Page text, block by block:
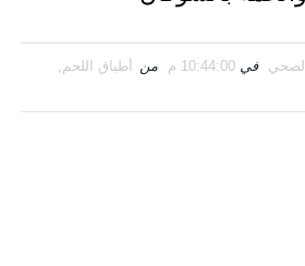
في 10:44:00 م من أطباق اللحم